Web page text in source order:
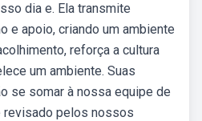
dia e. Ela transmite
e apoio, criando um ambiente
reforça a cultura
um ambiente. Suas
se somar à nossa equipe de
revisado pelos nossos